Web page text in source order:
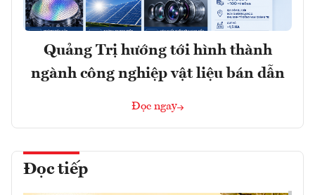
Quảng Trị hướng tới hình thành
ngành công nghiệp vật liệu bán dẫn
Đọc ngay
Đọc tiếp